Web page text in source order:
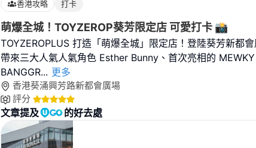
香港攻略 打卡
萌爆全城！TOYZEROP葵芳限定店 可愛打卡 📸
TOYZEROPLUS 打造「萌爆全城」限定店！登陸葵芳新都
帶來三大人氣人氣角色 Esther Bunny、首次亮相的
BANGGR... 更多
香港葵涌興芳路新都會廣場
評分
文章提及 的好去處